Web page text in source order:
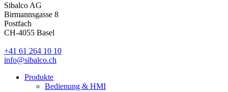
Sibalco AG
Birmannsgasse 8
Postfach
CH-4055 Basel
+41 61 264 10 10
info@sibalco.ch
Produkte
Bedienung & HMI